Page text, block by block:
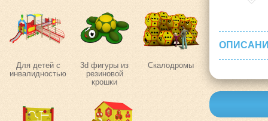
Для детей с
инвалидностью
3d фигуры из
резиновой
крошки
Скалодромы